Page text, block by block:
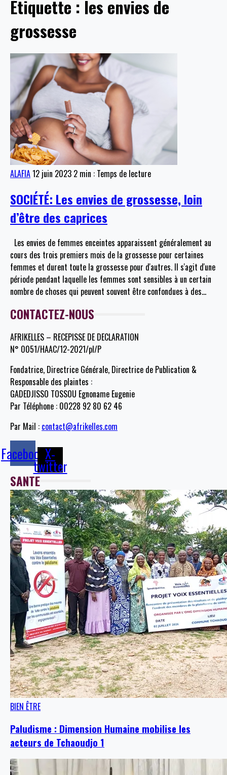
Étiquette : les envies de
grossesse
ALAFIA12 juin 2023 2 min : Temps de lecture
SOCIÉTÉ: Les envies de grossesse, loin
d’être des caprices
Les envies de femmes enceintes apparaissent généralement au
cours des trois premiers mois de la grossesse pour certaines
femmes et durent toute la grossesse pour d'autres. Il s'agit d'une
période pendant laquelle les femmes sont sensibles à un certain
nombre de choses qui peuvent souvent être confondues à des…
CONTACTEZ-NOUS
AFRIKELLES – RECEPISSE DE DECLARATION
N° 0051/HAAC/12-2021/pl/P
Fondatrice, Directrice Générale, Directrice de Publication &
Responsable des plaintes :
GADEDJISSO TOSSOU Egnoname Eugenie
Par Téléphone : 00228 92 80 62 46
Par Mail : contact@afrikelles.com
FacebookX-
twitter
SANTE
BIEN ÊTRE
Paludisme : Dimension Humaine mobilise les
acteurs de Tchaoudjo 1